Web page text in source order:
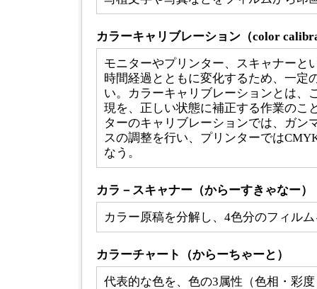
カラーキャリブレーション（color
モニターやプリンター、スキャナーと
時間経過とともに変化するため、一定
い。カラーキャリブレーションとは、
現を、正しい状態に補正する作業のこ
ターのキャリブレーションでは、ガン
スの調整を行い、プリンターでは
なう。
カラ－スキャナー（からーすきゃなー）
カラー原稿を分解し、4色分のフィル
カラーチャート（からーちゃーと）
代表的な色を、色の3属性（色相・彩